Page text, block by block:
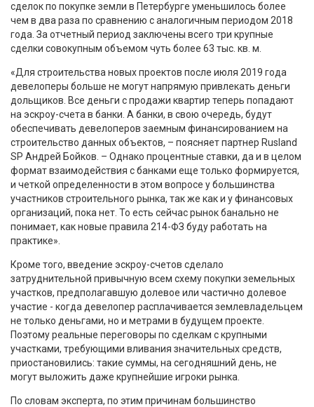
сделок по покупке земли в Петербурге уменьшилось более
чем в два раза по сравнению с аналогичным периодом 2018
года. За отчетный период заключены всего три крупные
сделки совокупным объемом чуть более 63 тыс. кв. м.
«Для строительства новых проектов после июля 2019 года
девелоперы больше не могут напрямую привлекать деньги
дольщиков. Все деньги с продажи квартир теперь попадают
на эскроу-счета в банки. А банки, в свою очередь, будут
обеспечивать девелоперов заемным финансированием на
строительство данных объектов, – поясняет партнер Rusland
SP Андрей Бойков. – Однако процентные ставки, да и в целом
формат взаимодействия с банками еще только формируется,
и четкой определенности в этом вопросе у большинства
участников строительного рынка, так же как и у финансовых
организаций, пока нет. То есть сейчас рынок банально не
понимает, как новые правила 214-ФЗ буду работать на
практике».
Кроме того, введение эскроу-счетов сделало
затруднительной привычную всем схему покупки земельных
участков, предполагавшую долевое или частично долевое
участие - когда девелопер расплачивается землевладельцем
не только деньгами, но и метрами в будущем проекте.
Поэтому реальные переговоры по сделкам с крупными
участками, требующими вливания значительных средств,
приостановились: такие суммы, на сегодняшний день, не
могут выложить даже крупнейшие игроки рынка.
По словам эксперта, по этим причинам большинство